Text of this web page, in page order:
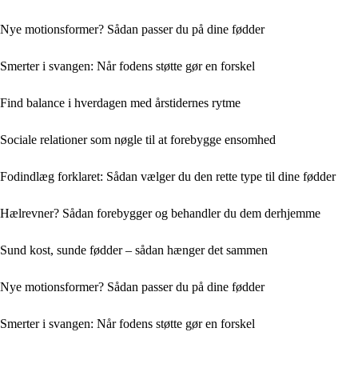
Nye motionsformer? Sådan passer du på dine fødder
Smerter i svangen: Når fodens støtte gør en forskel
Find balance i hverdagen med årstidernes rytme
Sociale relationer som nøgle til at forebygge ensomhed
Fodindlæg forklaret: Sådan vælger du den rette type til dine fødder
Hælrevner? Sådan forebygger og behandler du dem derhjemme
Sund kost, sunde fødder – sådan hænger det sammen
Nye motionsformer? Sådan passer du på dine fødder
Smerter i svangen: Når fodens støtte gør en forskel